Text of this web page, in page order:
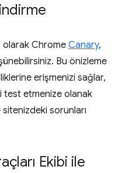
olarak Chrome Canary,
Bu önizleme
erişmenizi sağlar,
test etmenize olanak
sitenizdeki sorunları
Ekibi ile